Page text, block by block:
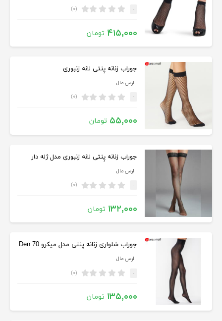
- (۰)
۴۱۵,۰۰۰ تومان
جوراب زنانه پِنتی لانه زنبوری
ارس مال
- (۰)
۵۵,۰۰۰ تومان
جوراب زنانه پِنتی لانه زنبوری مدل ژله دار
ارس مال
- (۰)
۱۳۲,۰۰۰ تومان
جوراب شلواری زنانه پِنتی مدل میکرو 70 Den
ارس مال
- (۰)
۱۳۵,۰۰۰ تومان